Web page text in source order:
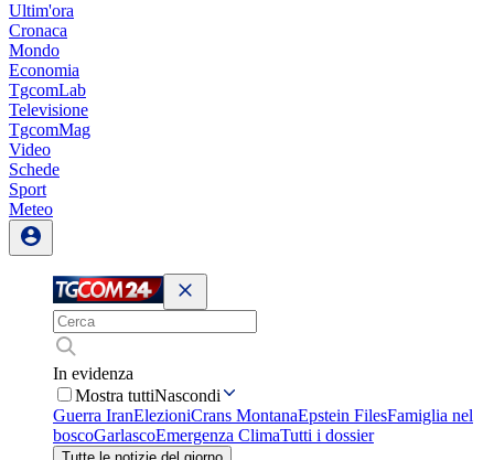
Ultim'ora
Cronaca
Mondo
Economia
TgcomLab
Televisione
TgcomMag
Video
Schede
Sport
Meteo
In evidenza
Mostra tuttiNascondi
Guerra IranElezioniCrans MontanaEpstein FilesFamiglia nel
boscoGarlascoEmergenza ClimaTutti i dossier